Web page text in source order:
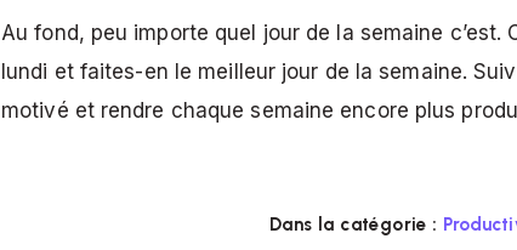
Au fond, peu importe quel jour de la semaine c’est.
lundi et faites-en le meilleur jour de la semaine.
motivé et rendre chaque semaine encore plus
Dans la catégorie :